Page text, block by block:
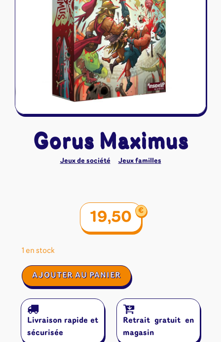
Naruto Mythos
Autres
Tapis de jeu
Gorus Maximus
Jeux de société Jeux familles
19,50 €
1 en stock
quantité
de
Maximus
AJOUTER AU PANIER
Livraison rapide et
sécurisée
Retrait gratuit en
magasin